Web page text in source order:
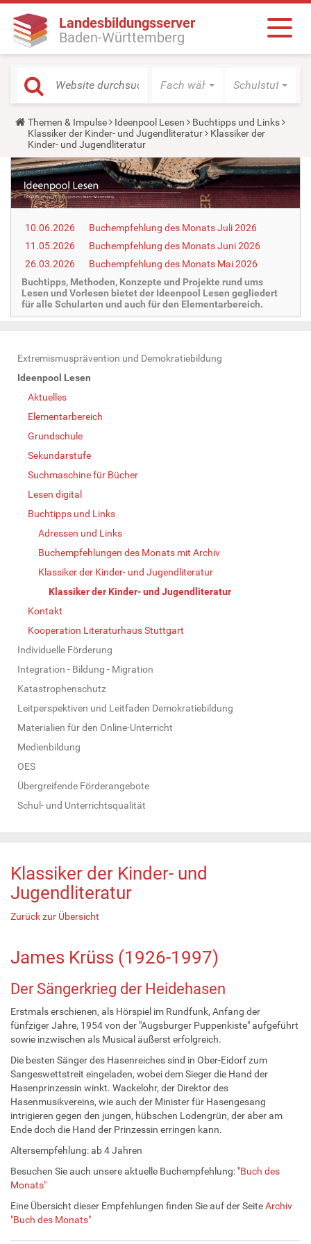
Landesbildungsserver
Baden-Württemberg
Fach wählen Schulstufe
Y
o
u
a
r
e
h
e
r
:
Themen & Impulse Ideenpool Lesen
Buchtipps und Links
Klassiker der Kinder- und Jugendliteratur
Klassiker der
Kinder- und Jugendliteratur
10.06.2026
Buchempfehlung des Monats Juli 2026
11.05.2026
Buchempfehlung des Monats Juni 2026
26.03.2026
Buchempfehlung des Monats Mai 2026
Buchtipps, Methoden, Konzepte und Projekte rund ums
Lesen und Vorlesen bietet der Ideenpool Lesen gegliedert
für alle Schularten und auch für den Elementarbereich.
N
a
Extremismusprävention und Demokratiebildung
Ideenpool Lesen
Aktuelles
Elementarbereich
Grundschule
Sekundarstufe
Suchmaschine für Bücher
Lesen digital
Buchtipps und Links
Adressen und Links
Buchempfehlungen des Monats mit Archiv
Klassiker der Kinder- und Jugendliteratur
Klassiker der Kinder- und Jugendliteratur
Kontakt
Kooperation Literaturhaus Stuttgart
Individuelle Förderung
Integration - Bildung - Migration
Katastrophenschutz
Leitperspektiven und Leitfaden Demokratiebildung
Materialien für den Online-Unterricht
Medienbildung
OES
Übergreifende Förderangebote
Schul- und Unterrichtsqualität
Klassiker der Kinder- und
Jugendliteratur
Zurück zur Übersicht
James Krüss (1926-1997)
Der Sängerkrieg der Heidehasen
Erstmals erschienen, als Hörspiel im Rundfunk, Anfang der
fünfziger Jahre, 1954 von der "Augsburger Puppenkiste" aufgeführt
sowie inzwischen als Musical äußerst erfolgreich.
Die besten Sänger des Hasenreiches sind in Ober-Eidorf zum
Sangeswettstreit eingeladen, wobei dem Sieger die Hand der
Hasenprinzessin winkt. Wackelohr, der Direktor des
Hasenmusikvereins, wie auch der Minister für Hasengesang
intrigieren gegen den jungen, hübschen Lodengrün, der aber am
Ende doch die Hand der Prinzessin erringen kann.
Altersempfehlung: ab 4 Jahren
Besuchen Sie auch unsere aktuelle Buchempfehlung: "Buch des
Monats"
Eine Übersicht dieser Empfehlungen finden Sie auf der SeiteArchiv
"Buch des Monats"